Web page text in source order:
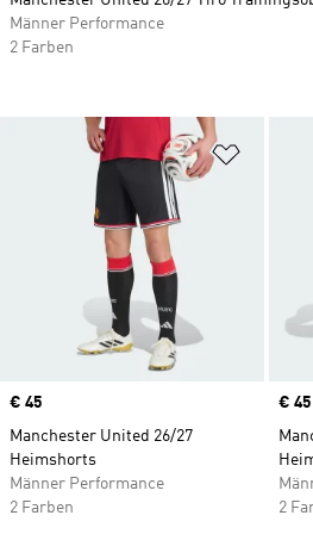
Zur
Price
€ 45
Manchester United 26/27
Heimshorts
Männer Performance
2 Farben
Price
€ 45
2
Männer Performance
2 Farben